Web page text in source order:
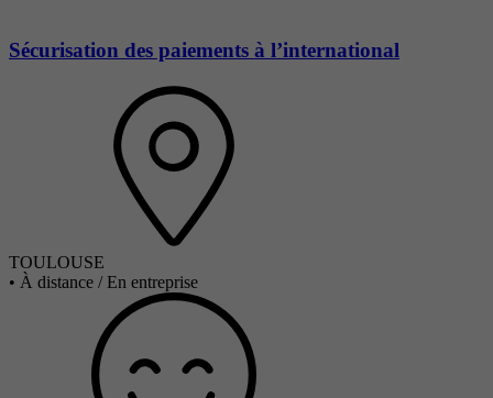
Sécurisation des paiements à l’international
TOULOUSE
• À distance / En entreprise